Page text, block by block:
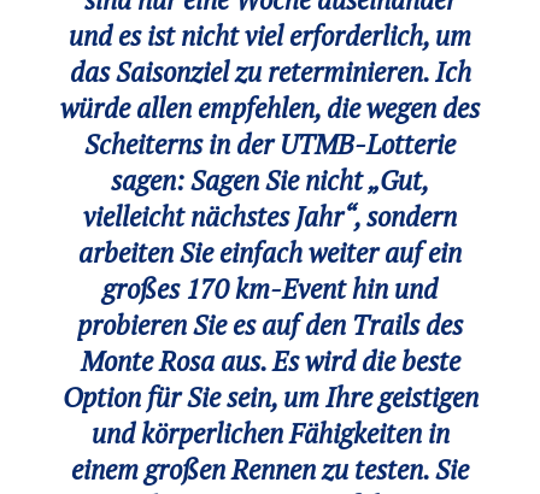
und es ist nicht viel erforderlich, um
das Saisonziel zu reterminieren. Ich
würde allen empfehlen, die wegen des
Scheiterns in der UTMB-Lotterie
sagen: Sagen Sie nicht „Gut,
vielleicht nächstes Jahr“, sondern
arbeiten Sie einfach weiter auf ein
großes 170 km-Event hin und
probieren Sie es auf den Trails des
Monte Rosa aus. Es wird die beste
Option für Sie sein, um Ihre geistigen
und körperlichen Fähigkeiten in
einem großen Rennen zu testen. Sie